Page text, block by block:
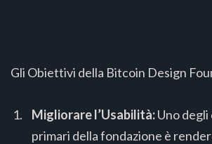
Gli Obiettivi della Bitcoin Design
Migliorare l’Usabilità:Uno
primari della fondazione è